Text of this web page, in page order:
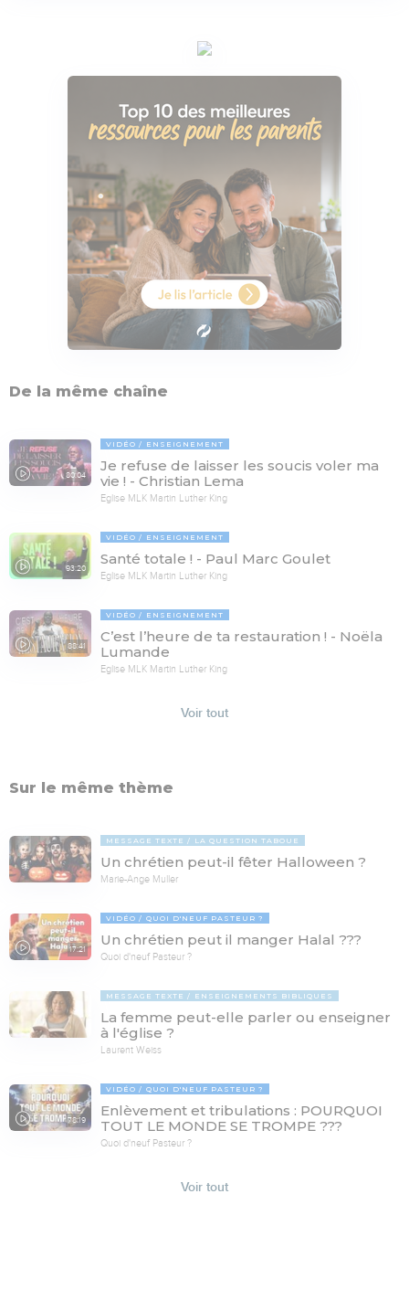
De la même chaîne
80:04
VIDÉO ENSEIGNEMENT
Je refuse de laisser les soucis voler ma
vie ! - Christian Lema
Eglise MLK Martin Luther King
93:20
VIDÉO ENSEIGNEMENT
Santé totale ! - Paul Marc Goulet
Eglise MLK Martin Luther King
88:41
VIDÉO ENSEIGNEMENT
C’est l’heure de ta restauration ! - Noëla
Lumande
Eglise MLK Martin Luther King
Voir tout
Sur le même thème
MESSAGE TEXTE LA QUESTION TABOUE
Un chrétien peut-il fêter Halloween ?
Marie-Ange Muller
17:21
VIDÉO QUOI D'NEUF PASTEUR ?
Un chrétien peut il manger Halal ???
Quoi d'neuf Pasteur ?
MESSAGE TEXTE ENSEIGNEMENTS BIBLIQUES
La femme peut-elle parler ou enseigner
à l'église ?
Laurent Weiss
78:19
VIDÉO QUOI D'NEUF PASTEUR ?
Enlèvement et tribulations : POURQUOI
TOUT LE MONDE SE TROMPE ???
Quoi d'neuf Pasteur ?
Voir tout